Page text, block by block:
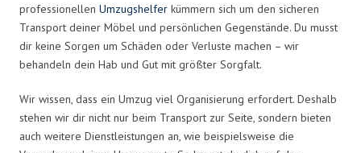
professionellen Umzugshelfer kümmern sich um den sicheren
Transport deiner Möbel und persönlichen Gegenstände. Du musst
dir keine Sorgen um Schäden oder Verluste machen – wir
behandeln dein Hab und Gut mit größter Sorgfalt.
Wir wissen, dass ein Umzug viel Organisierung erfordert. Deshalb
stehen wir dir nicht nur beim Transport zur Seite, sondern bieten
auch weitere Dienstleistungen an, wie beispielsweise die